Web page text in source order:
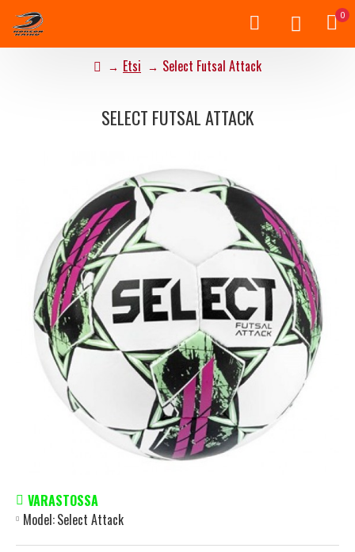
0
Etsi Select Futsal Attack
SELECT FUTSAL ATTACK
VARASTOSSA
Model:Select Attack